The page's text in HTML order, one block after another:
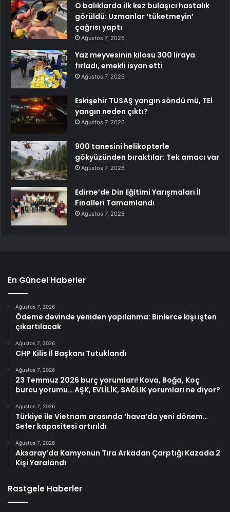
O balıklarda ilk kez bulaşıcı hastalık
görüldü: Uzmanlar ‘tüketmeyin’
çağrısı yaptı
Ağustos 7, 2026
Yaz meyvesinin kilosu 300 liraya
fırladı, emekli isyan etti
Ağustos 7, 2026
Eskişehir TUSAŞ yangın söndü mü, TEİ
yangın neden çıktı?
Ağustos 7, 2026
900 tanesini helikopterle
gökyüzünden bıraktılar: Tek amacı var
Ağustos 7, 2026
Edirne’de Din Eğitimi Yarışmaları İl
Finalleri Tamamlandı
Ağustos 7, 2026
En Güncel Haberler
Ağustos 7, 2026
Ödeme devinde yeniden yapılanma: Binlerce kişi işten
çıkartılacak
Ağustos 7, 2026
CHP Kilis İl Başkanı Tutuklandı
Ağustos 7, 2026
23 Temmuz 2026 burç yorumları! Kova, Boğa, Koç
burcu yorumu… AŞK, EVLİLİK, SAĞLIK yorumları ne diyor?
Ağustos 7, 2026
Türkiye ile Vietnam arasında ‘hava’da yeni dönem…
Sefer kapasitesi artırıldı
Ağustos 7, 2026
Aksaray’da Kamyonun Tıra Arkadan Çarptığı Kazada 2
Kişi Yaralandı
Rastgele Haberler